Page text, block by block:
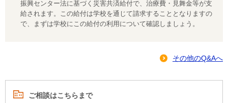
振興センター法に基づく災害共済給付で、治療費・見舞金等が支
給されます。この給付は学校を通じて請求することとなりますの
で、まずは学校にこの給付の利用について確認しましょう。
その他のQ&Aへ
ご相談はこちらまで